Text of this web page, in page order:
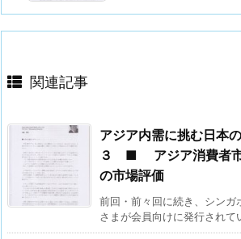
関連記事
アジア内需に挑む日本
３ ■ アジア消費者市
の市場評価
前回・前々回に続き、シンガ
さまが会員向けに発行されて